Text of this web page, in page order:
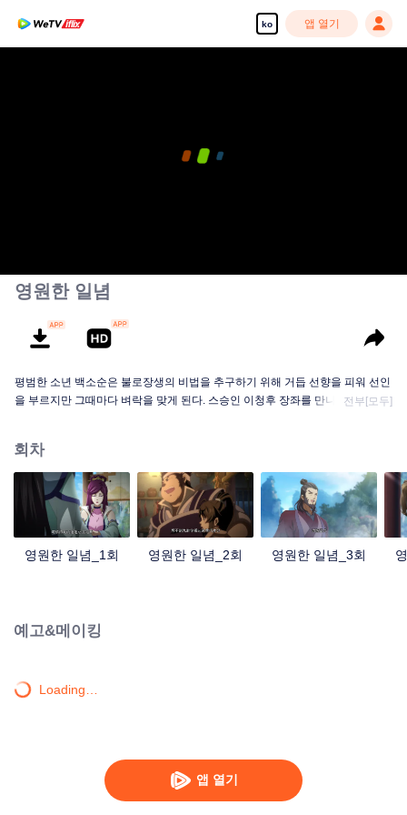
ko 앱 열기
앱 열기
영원한 일념
평범한 소년 백소순은 불로장생의 비법을 추구하기 위해 거듭 선향을 피워 선인
을 부르지만 그때마다 벼락을 맞게 된다. 스승인 이청후 장좌를 만나고 나서야...
전부[모두]
회차
영원한 일념_1회 영원한 일념_2회 영원한 일념_3회
예고&메이킹
Loading…